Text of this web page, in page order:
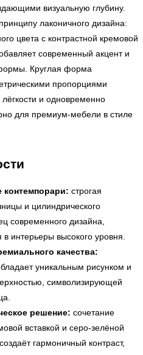
визуальную глубину.
лаконичного дизайна:
цвета с контрастной кремовой
современный акцент и
формы. Круглая форма
пропорциями
и одновременно
для премиум-мебели в стиле
контемпорари: строгая
и цилиндрического
современного дизайна,
интерьеры высокого уровня.
качества:
уникальным рисунком и
символизирующей
решение: сочетание
вставкой и серо-зелёной
гармоничный контраст,